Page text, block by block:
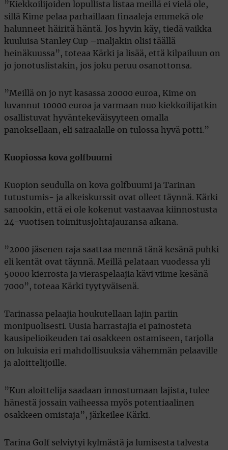
”Kiekkoilijoiden lopullista listaa meillä ei vielä ole,
sillä Kime pelaa parhaillaan finaaleja emmekä ole
halunneet häiritä häntä. Jos hyvin käy, tiedä vaikka
kuuluisa Stanley Cup –maljakin olisi täällä
heinäkuussa”, toteaa Kärki ja lisää, että kilpailuun on
jo jonotuslistakin, jos joku peruu osanottonsa.
”Meillä on jo nyt kasassa 20000 euroa, Kime on
luvannut 10000 euroa ja varmaan nuo kiekkoilijatkin
osallistuvat hyväntekeväisyyteen omalla
panoksellaan, eli sairaalalle on tulossa hyvä potti.”
Kuopiossa kova golfbuumi
Kuopion seudulla on kova golfbuumi ja Tarinan
tutustumis- ja alkeiskurssit ovat olleet täynnä. Kärki
sanookin, että ei ole kokenut vastaavaa kiinnostusta
24-vuotisen toimitusjohtajauransa aikana.
”2000 jäsenen raja saattaa mennä tänä kesänä puhki
eli kentät ovat täynnä. Meillä pelataan vuodessa yli
50000 kierrosta ja vieraspelaajia kävi viime kesänä
7000”, toteaa Kärki tyytyväisenä.
Tarinassa pelaajia houkutellaan lajin pariin
monipuolisesti. Uusia harrastajia ei painosteta
kausipelioikeuden tai osakkeen ostamiseen, tarjolla
on lukuisia eri mahdollisuuksia vähemmän pelaaville
ja aloittelijoille.
”Kun aloittelija saadaan innostumaan lajista, tulee
hänestä jossain vaiheessa myös potentiaalinen
osakkeen omistaja”, järkeilee Kärki.
Tarina Golf selviytyi kylmästä ja lumisesta talvesta